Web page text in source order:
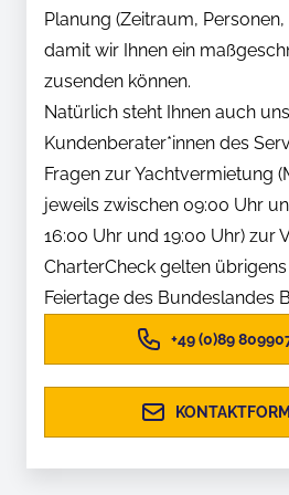
Planung (Zeitraum,
damit wir Ihnen ein
zusenden können.
Natürlich steht Ihnen auch
Kundenberater*innen des
Fragen zur Yachtvermietung
jeweils zwischen 09:00 Uhr
16:00 Uhr und 19:00 Uhr) zur
CharterCheck gelten
Feiertage des Bundeslandes
+49 (0)89